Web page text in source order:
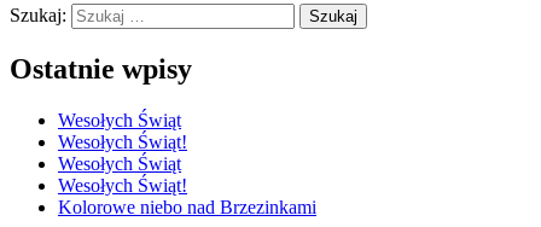
Szukaj:
Ostatnie wpisy
Wesołych Świąt
Wesołych Świąt!
Wesołych Świąt
Wesołych Świąt!
Kolorowe niebo nad Brzezinkami